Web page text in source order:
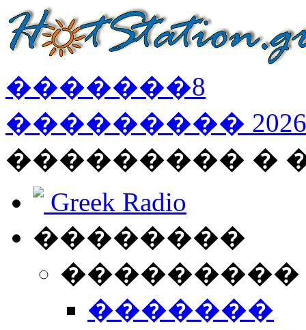
�������8
��������� 2026
��������� �
Greek Radio
��������
�������